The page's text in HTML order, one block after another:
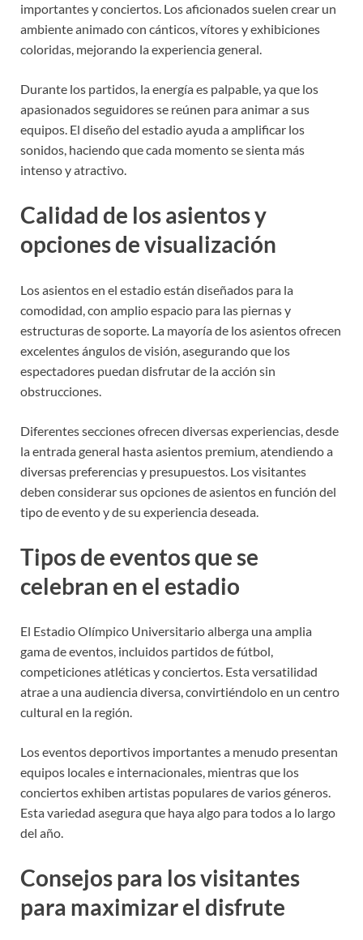
importantes y conciertos. Los aficionados suelen crear un
ambiente animado con cánticos, vítores y exhibiciones
coloridas, mejorando la experiencia general.
Durante los partidos, la energía es palpable, ya que los
apasionados seguidores se reúnen para animar a sus
equipos. El diseño del estadio ayuda a amplificar los
sonidos, haciendo que cada momento se sienta más
intenso y atractivo.
Calidad de los asientos y
opciones de visualización
Los asientos en el estadio están diseñados para la
comodidad, con amplio espacio para las piernas y
estructuras de soporte. La mayoría de los asientos ofrecen
excelentes ángulos de visión, asegurando que los
espectadores puedan disfrutar de la acción sin
obstrucciones.
Diferentes secciones ofrecen diversas experiencias, desde
la entrada general hasta asientos premium, atendiendo a
diversas preferencias y presupuestos. Los visitantes
deben considerar sus opciones de asientos en función del
tipo de evento y de su experiencia deseada.
Tipos de eventos que se
celebran en el estadio
El Estadio Olímpico Universitario alberga una amplia
gama de eventos, incluidos partidos de fútbol,
competiciones atléticas y conciertos. Esta versatilidad
atrae a una audiencia diversa, convirtiéndolo en un centro
cultural en la región.
Los eventos deportivos importantes a menudo presentan
equipos locales e internacionales, mientras que los
conciertos exhiben artistas populares de varios géneros.
Esta variedad asegura que haya algo para todos a lo largo
del año.
Consejos para los visitantes
para maximizar el disfrute